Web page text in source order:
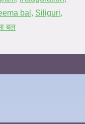
bal , Siliguri,
बल